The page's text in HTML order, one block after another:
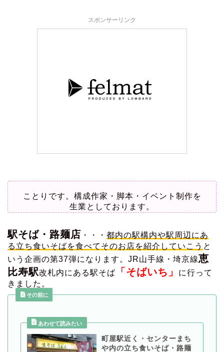
スポンサーリンク
ことりです。構成作家・脚本・イベント制作を
生業としております。
駅そば・路麺店 ・・・ 都内の駅構内や駅周辺にあ
る立ち食いそばを食べてそのお店を紹介していこう と
いう企画の第37弾になります。 JR山手線・埼京線恵
比寿駅改札内にある駅そば 「そばいち」
に行って
きました。
その前に
町屋駅近く・センターまち
や内の立ち食いそば・路麺